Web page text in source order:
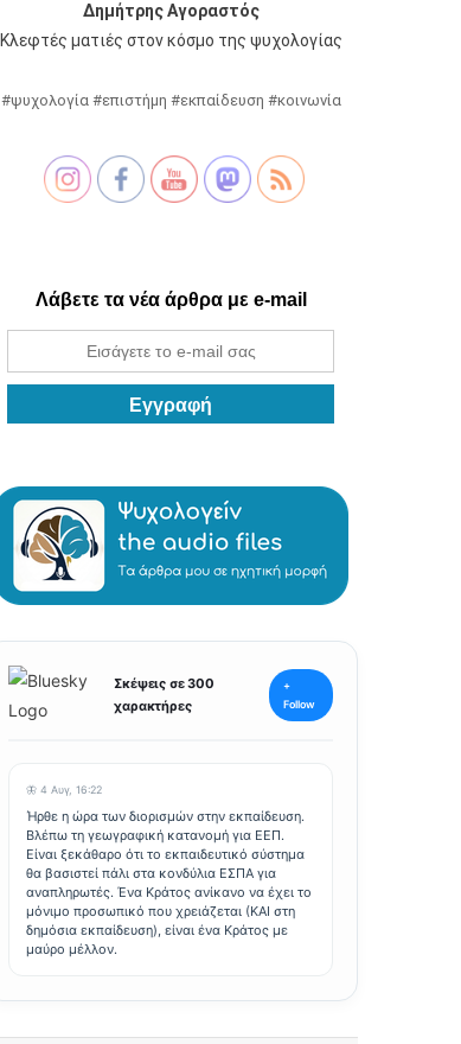
Δημήτρης Αγοραστός
Κλεφτές ματιές στον κόσμο της ψυχολογίας
#ψυχολογία #επιστήμη #εκπαίδευση #κοινωνία
Λάβετε τα νέα άρθρα με e-mail
Σκέψεις σε 300
χαρακτήρες
+
Follow
🦋 4 Αυγ, 16:22
Ήρθε η ώρα των διορισμών στην εκπαίδευση.
Βλέπω τη γεωγραφική κατανομή για ΕΕΠ.
Είναι ξεκάθαρο ότι το εκπαιδευτικό σύστημα
θα βασιστεί πάλι στα κονδύλια ΕΣΠΑ για
αναπληρωτές. Ένα Κράτος ανίκανο να έχει το
μόνιμο προσωπικό που χρειάζεται (ΚΑΙ στη
δημόσια εκπαίδευση), είναι ένα Κράτος με
μαύρο μέλλον.